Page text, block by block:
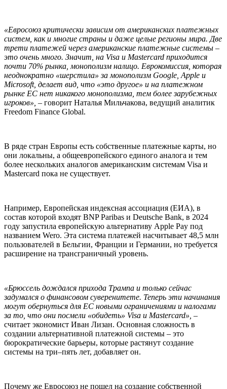
«Евросоюз критически зависим от американских платежных
систем, как и многие страны и даже целые регионы мира. Две
трети платежей через американские платежные системы –
это очень много. Значит, на Visa и Masterсard приходится
почти 70% рынка, монополизм налицо. Еврокомиссия, которая
неоднократно «шерстила» за монополизм Google, Apple и
Microsoft, делает вид, что «это другое» и на платежном
рынке ЕС нет никакого монополизма, тем более зарубежных
игроков», – говорит Наталья Мильчакова, ведущий аналитик
Freedom Finance Global.
В ряде стран Европы есть собственные платежные карты, но
они локальны, а общеевропейского единого аналога и тем
более нескольких аналогов американским системам Visa и
Mastercard пока не существует.
Например, Европейская индексная ассоциация (ЕИА), в
состав которой входят BNP Paribas и Deutsche Bank, в 2024
году запустила европейскую альтернативу Apple Pay под
названием Wero. Эта система платежей насчитывает 48,5 млн
пользователей в Бельгии, Франции и Германии, но требуется
расширение на трансграничный уровень.
«Брюссель дождался прихода Трампа и только сейчас
задумался о финансовом суверенитете. Теперь эти начинания
могут обернуться для ЕС новыми ограничениями и налогами
за то, что они посмели «обидеть» Visa и Masterсard», –
считает экономист Иван Лизан. Основная сложность в
создании альтернативной платежной системы – это
бюрократические барьеры, которые растянут создание
системы на три–пять лет, добавляет он.
Почему же Евросоюз не пошел на создание собственной